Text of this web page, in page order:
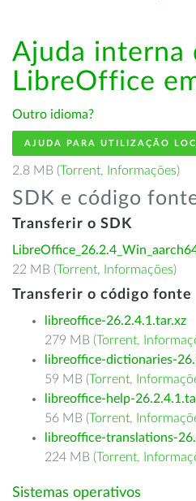
Ajuda interna
LibreOffice
Outro idioma?
AJUDA PARA UTILIZAÇÃO
2.8 MB (Torrent, Informações)
SDK e código
Transferir o SDK
22 MB (Torrent, Informações)
Transferir o código fonte
libreoffice-26.2.4.1.tar.xz
279 MB (Torrent,
libreoffice-dictionaries-
59 MB (Torrent,
libreoffice-help-
56 MB (Torrent,
libreoffice-translations-
224 MB (Torrent,
Sistemas operativos